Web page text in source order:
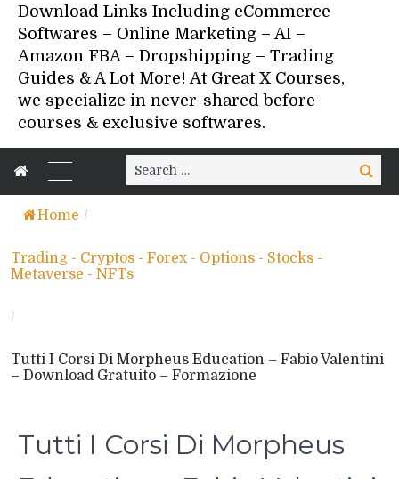
Download Links Including eCommerce
Softwares – Online Marketing – AI –
Amazon FBA – Dropshipping – Trading
Guides & A Lot More! At Great X Courses,
we specialize in never-shared before
courses & exclusive softwares.
Search
for:
Search
Home /
Trading - Cryptos - Forex - Options - Stocks -
Metaverse - NFTs
/
Tutti I Corsi Di Morpheus Education – Fabio Valentini
– Download Gratuito – Formazione
Tutti I Corsi Di Morpheus